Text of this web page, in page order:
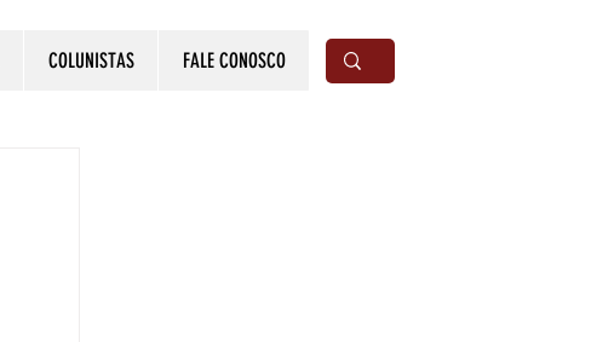
COLUNISTAS FALE CONOSCO